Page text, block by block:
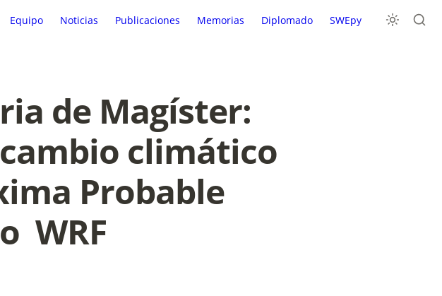
Equipo Noticias Publicaciones Memorias Diplomado SWEpy
de Magíster:
climático
Probable
WRF